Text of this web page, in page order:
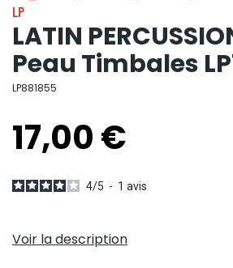
LP
LATIN
Peau Timbales
LP881855
17,00 €
4/5 - 1 avis
Voir la description